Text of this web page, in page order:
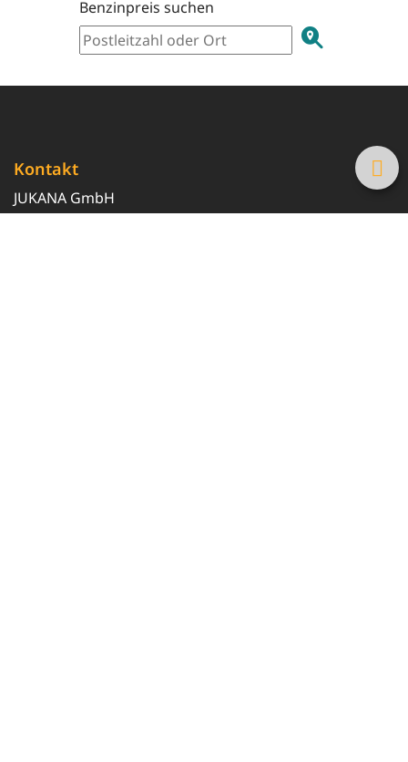
Benzinpreis suchen
Kontakt
JUKANA GmbH